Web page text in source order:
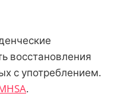
восстановления
с употреблением.
.